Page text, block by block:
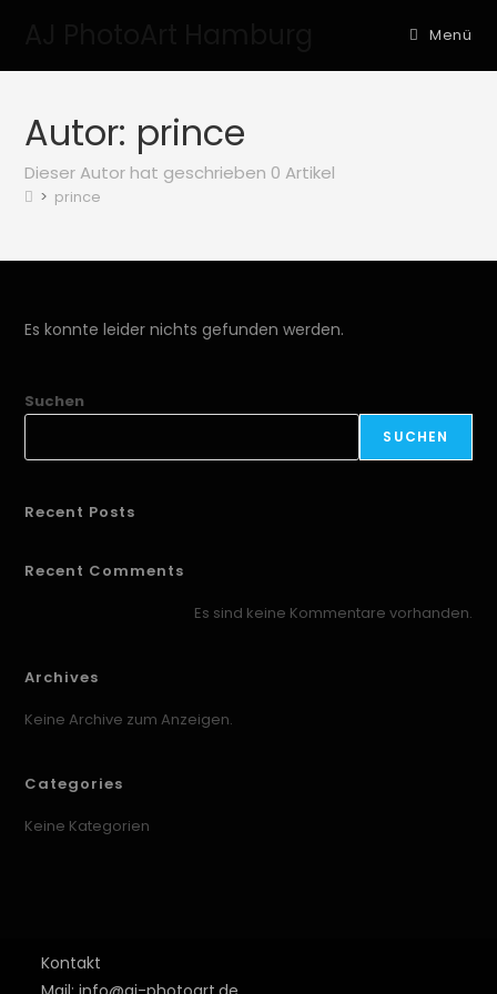
Menü
Autor: prince
Dieser Autor hat geschrieben 0 Artikel
> prince
Es konnte leider nichts gefunden werden.
Suchen
SUCHEN
Recent Posts
Recent Comments
Es sind keine Kommentare vorhanden.
Archives
Keine Archive zum Anzeigen.
Categories
Keine Kategorien
Kontakt